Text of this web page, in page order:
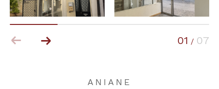
01 / 07
ANIANE
TERRASSE PARKING PISCINE